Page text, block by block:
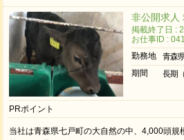
非公開求人
掲載終了日 :
お仕事ID :
勤務地
青森
期間
長期
PRポイント
当社は青森県七戸町の大自然の中、4,000頭規